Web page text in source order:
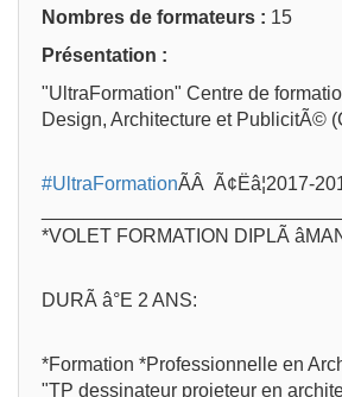
Nombres de formateurs : 15
Présentation :
"UltraFormation" Centre de
Design, Architecture et PublicitÃ©
#UltraFormationÃÂ Ã¢Ëâ¦2017-
*VOLET FORMATION DIPLÃ
DURÃ â°E 2 ANS:
*Formation *Professionnelle en
"TP dessinateur projeteur en